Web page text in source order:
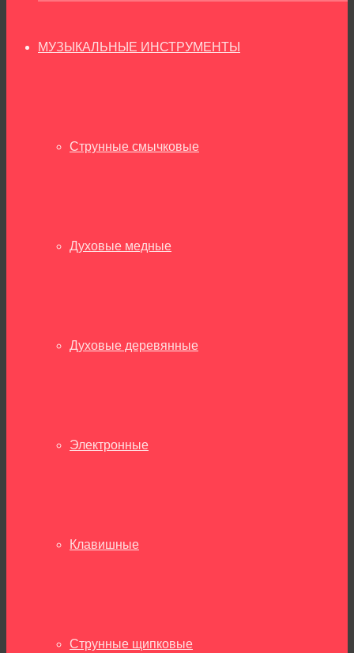
МУЗЫКАЛЬНЫЕ ИНСТРУМЕНТЫ
Струнные смычковые
Духовые медные
Духовые деревянные
Электронные
Клавишные
Струнные щипковые